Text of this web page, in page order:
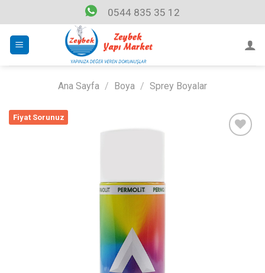
to
content
0544 835 35 12
Ana Sayfa / Boya / Sprey Boyalar
Fiyat Sorunuz